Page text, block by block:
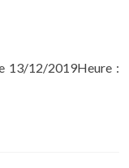
13/12/2019Heure :